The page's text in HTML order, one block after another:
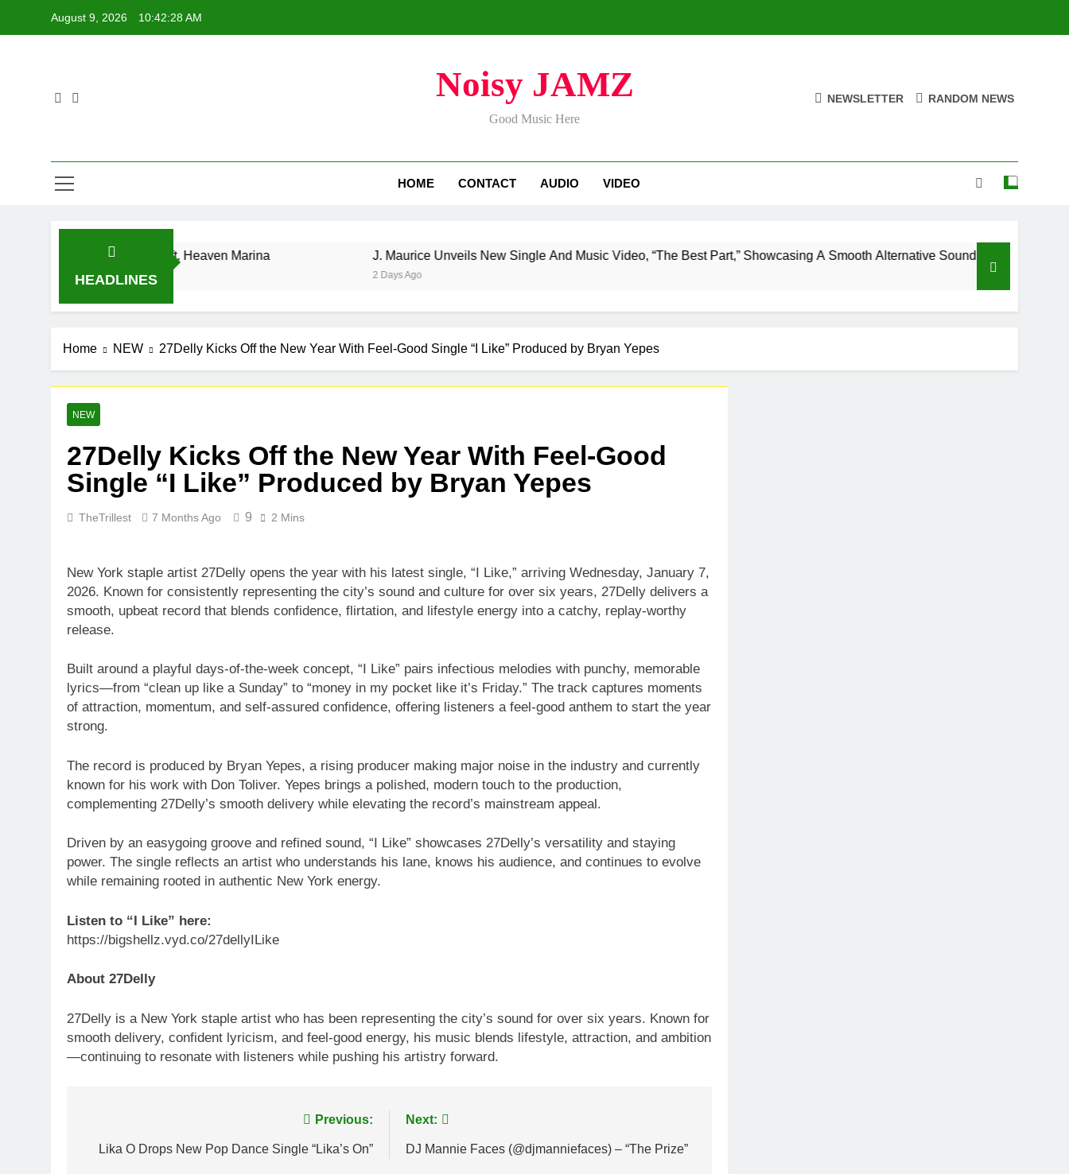
August 9, 2026 10:42:28 AM
Noisy JAMZ
Good Music Here
NEWSLETTER RANDOM NEWS
HOME CONTACT AUDIO VIDEO
HEADLINES
“Drip Drop” ft. Heaven Marina J. Maurice Unveils New Single And Music Video, “The Best Part,” Showcasing A Smooth Alternative Sound
Home NEW 27Delly Kicks Off the New Year With Feel-Good Single “I Like” Produced by Bryan Yepes
NEW
27Delly Kicks Off the New Year With Feel-Good
Single “I Like” Produced by Bryan Yepes
TheTrillest 7 Months Ago 9 2 Mins
New York staple artist 27Delly opens the year with his latest single, “I Like,” arriving Wednesday, January 7,
2026. Known for consistently representing the city’s sound and culture for over six years, 27Delly delivers a
smooth, upbeat record that blends confidence, flirtation, and lifestyle energy into a catchy, replay-worthy
release.
Built around a playful days-of-the-week concept, “I Like” pairs infectious melodies with punchy, memorable
lyrics—from “clean up like a Sunday” to “money in my pocket like it’s Friday.” The track captures moments
of attraction, momentum, and self-assured confidence, offering listeners a feel-good anthem to start the year
strong.
The record is produced by Bryan Yepes, a rising producer making major noise in the industry and currently
known for his work with Don Toliver. Yepes brings a polished, modern touch to the production,
complementing 27Delly’s smooth delivery while elevating the record’s mainstream appeal.
Driven by an easygoing groove and refined sound, “I Like” showcases 27Delly’s versatility and staying
power. The single reflects an artist who understands his lane, knows his audience, and continues to evolve
while remaining rooted in authentic New York energy.
Listen to “I Like” here:
https://bigshellz.vyd.co/27dellyILike
About 27Delly
27Delly is a New York staple artist who has been representing the city’s sound for over six years. Known for
smooth delivery, confident lyricism, and feel-good energy, his music blends lifestyle, attraction, and ambition
—continuing to resonate with listeners while pushing his artistry forward.
navigation
Previous:
Lika O Drops New Pop Dance Single “Lika’s On”
Next:
DJ Mannie Faces (@djmanniefaces) – “The Prize”